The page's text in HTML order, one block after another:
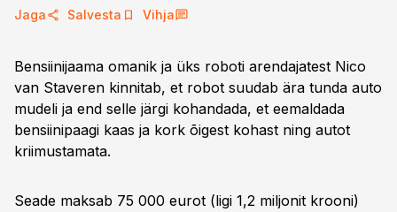
Jaga Salvesta Vihja
Bensiinijaama omanik ja üks roboti arendajatest Nico
van Staveren kinnitab, et robot suudab ära tunda auto
mudeli ja end selle järgi kohandada, et eemaldada
bensiinipaagi kaas ja kork õigest kohast ning autot
kriimustamata.
Seade maksab 75 000 eurot (ligi 1,2 miljonit krooni)